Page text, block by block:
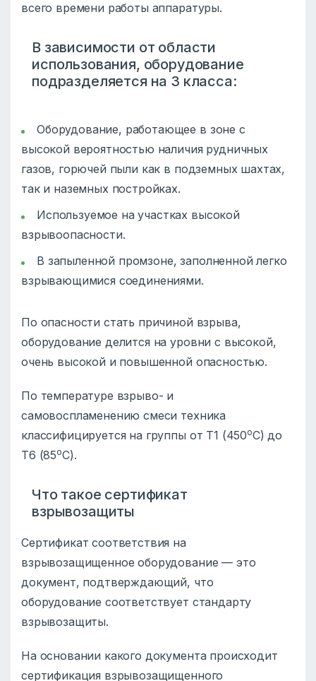
всего времени работы аппаратуры.
В зависимости от области
использования, оборудование
подразделяется на 3 класса:
Оборудование, работающее в зоне с
высокой вероятностью наличия рудничных
газов, горючей пыли как в подземных шахтах,
так и наземных постройках.
Используемое на участках высокой
взрывоопасности.
В запыленной промзоне, заполненной легко
взрывающимися соединениями.
По опасности стать причиной взрыва,
оборудование делится на уровни с высокой,
очень высокой и повышенной опасностью.
По температуре взрыво- и
самовоспламенению смеси техника
классифицируется на группы от Т1 (450оС) до
Т6 (85оС).
Что такое сертификат
взрывозащиты
Сертификат соответствия на
взрывозащищенное оборудование — это
документ, подтверждающий, что
оборудование соответствует стандарту
взрывозащиты.
На основании какого документа происходит
сертификация взрывозащищенного